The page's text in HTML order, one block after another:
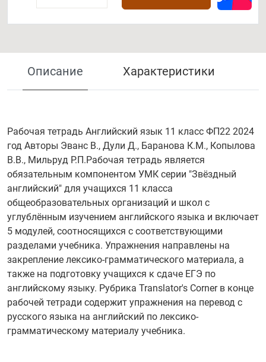
Описание Характеристики
Рабочая тетрадь Английский язык 11 класс ФП22 2024
год Авторы Эванс В., Дули Д., Баранова К.М., Копылова
В.В., Мильруд Р.П.Рабочая тетрадь является
обязательным компонентом УМК серии "Звёздный
английский" для учащихся 11 класса
общеобразовательных организаций и школ с
углублённым изучением английского языка и включает
5 модулей, соотносящихся с соответствующими
разделами учебника. Упражнения направлены на
закрепление лексико-грамматического материала, а
также на подготовку учащихся к сдаче ЕГЭ по
английскому языку. Рубрика Translator's Corner в конце
рабочей тетради содержит упражнения на перевод с
русского языка на английский по лексико-
грамматическому материалу учебника.